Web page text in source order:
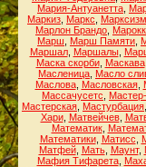
Мария-Антуанетта
Маркиз Маркс Марксизм
Марлон Брандо
Марш
Марш Памяти
Маршал, Маршалы,
Маска скорби, Маскава,
Масленица Масло
Маслова, Масловская,
Массачусетс
Мастерская Мастурбация
Хари, Матвейчев,
Математик,
Математики, Матисс
Матфей, Мать, Маунт,
Мафия Тифарета,